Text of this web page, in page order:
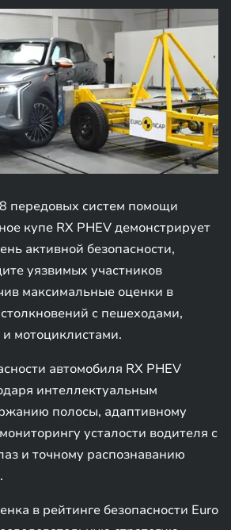
передовых систем помощи
купе RX PHEV демонстрирует
активной безопасности,
уязвимых участников
максимальные оценки в
с пешеходами,
мотоциклистами.
автомобиля RX PHEV
интеллектуальным
полосы, адаптивному
усталости водителя с
и точному распознаванию
в рейтинге безопасности Euro